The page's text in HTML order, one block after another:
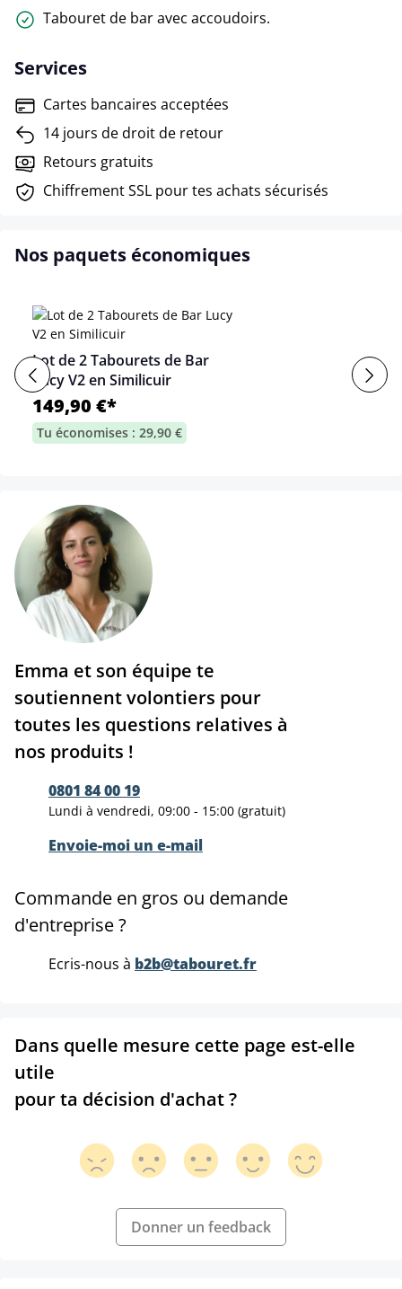
Tabouret de bar avec accoudoirs.
Services
Cartes bancaires acceptées
14 jours de droit de retour
Retours gratuits
Chiffrement SSL pour tes achats sécurisés
Nos paquets économiques
Lot de 2 Tabourets de Bar
Lucy V2 en Similicuir
149,90 €*
Tu économises : 29,90 €
Emma et son équipe te
soutiennent volontiers pour
toutes les questions relatives à
nos produits !
0801 84 00 19
Lundi à vendredi, 09:00 - 15:00 (gratuit)
Envoie-moi un e-mail
Commande en gros ou demande
d'entreprise ?
Ecris-nous à b2b@tabouret.fr
Dans quelle mesure cette page est-elle
utile
pour ta décision d'achat ?
Donner un feedback